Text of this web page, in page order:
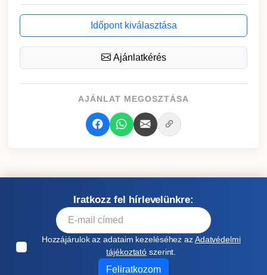
Időpont kiválasztása
Ajánlatkérés
AJÁNLAT MEGOSZTÁSA
Iratkozz fel hírlevelünkre:
Hozzájárulok az adataim kezeléséhez azAdatvédelmi
tájékoztató szerint.
Feliratkozom